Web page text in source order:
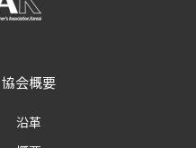
協会概要
沿革